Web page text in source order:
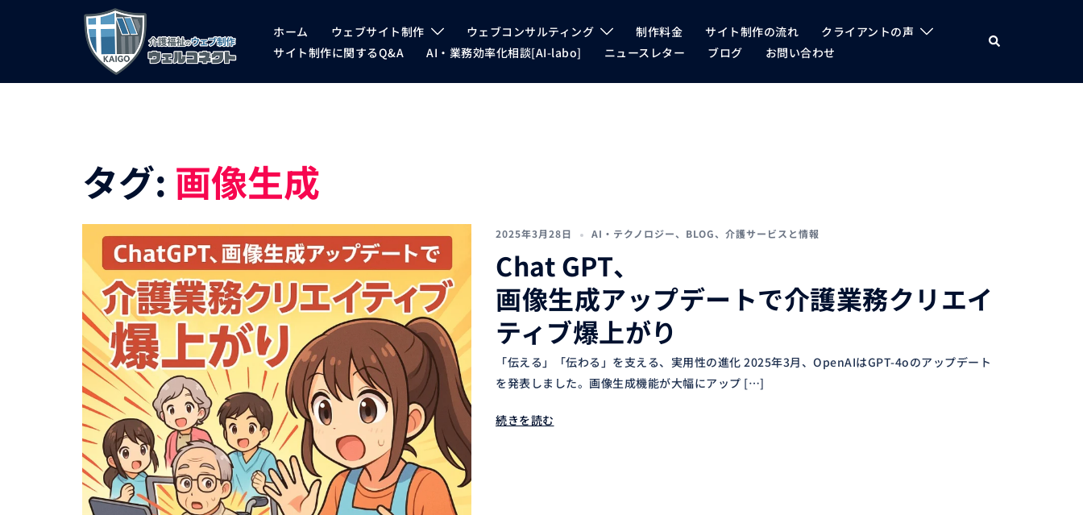
ホーム ウェブサイト制作 ウェブコンサルティング 制作料金 サイト制作の流れ
クライアントの声
サイト制作に関するQ&A
AI・業務効率化相談[AI-labo] ニュースレター ブログ お問い合わせ
検
索
タグ: 画像生成
2025年3月28日 AI・テクノロジー、 BLOG、 介護サービスと情報
Chat GPT、
画像生成アップデートで介護業務クリエイ
ティブ爆上がり
「伝える」「伝わる」を支える、実用性の進化 2025年3月、OpenAIはGPT-4oのアップデート
を発表しました。画像生成機能が大幅にアップ […]
続きを読む